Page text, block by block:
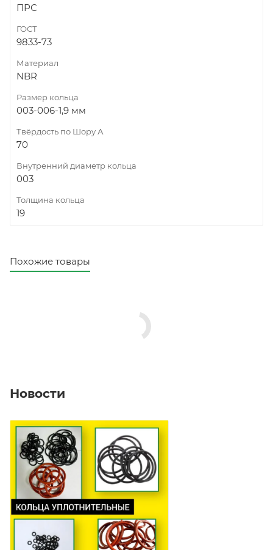
ПРС
ГОСТ
9833-73
Материал
NBR
Размер кольца
003-006-1,9 мм
Твёрдость по Шору А
70
Внутренний диаметр кольца
003
Толщина кольца
19
Похожие товары
Новости